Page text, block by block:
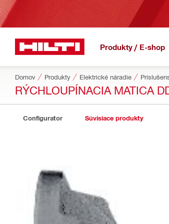
Produkty / E-shop
Domov Produkty Elektrické náradie
RÝCHLOUPÍNACIA MATICA
Configurator Súvisiace produkty